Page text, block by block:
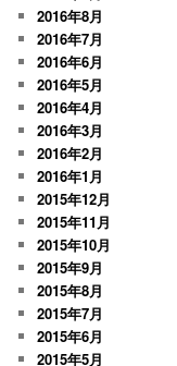
2016年8月
2016年7月
2016年6月
2016年5月
2016年4月
2016年3月
2016年2月
2016年1月
2015年12月
2015年11月
2015年10月
2015年9月
2015年8月
2015年7月
2015年6月
2015年5月